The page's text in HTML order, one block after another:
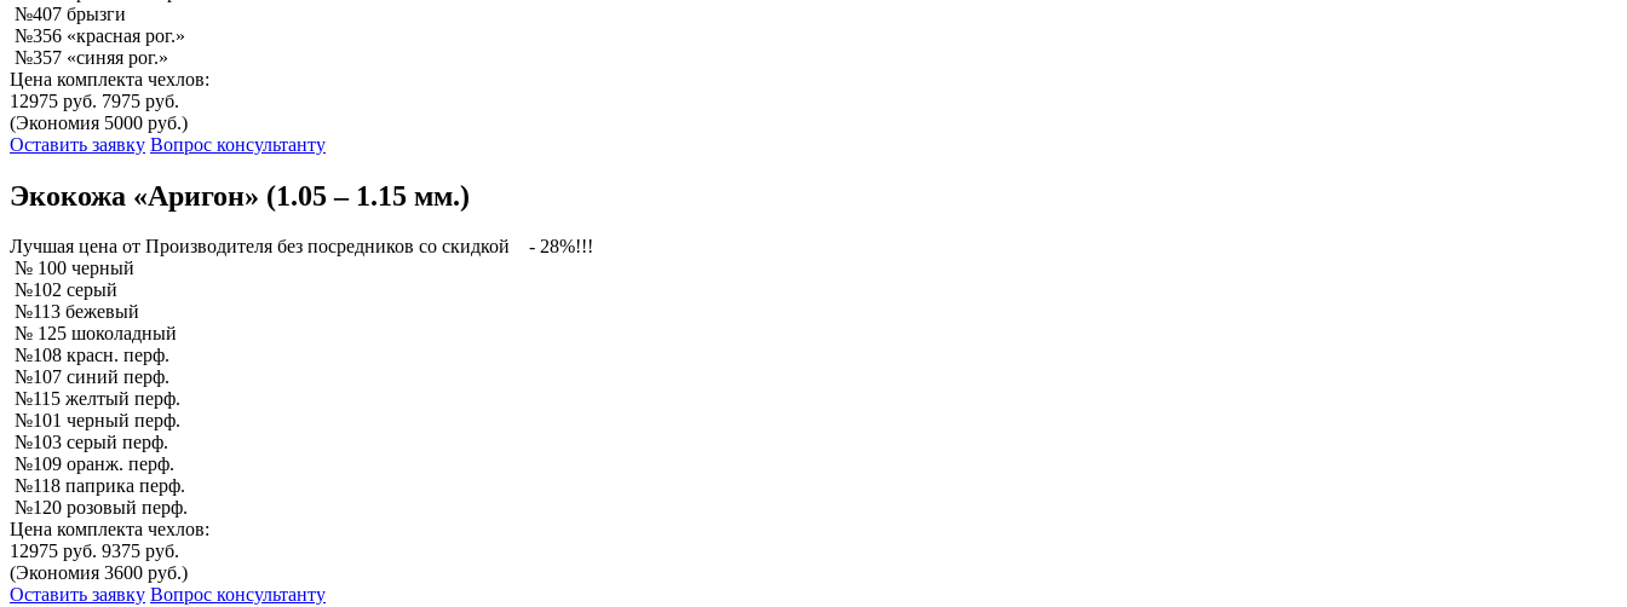
№407 брызги
№356 «красная рог.»
№357 «синяя рог.»
Цена комплекта чехлов:
12975 руб. 7975 руб.
(Экономия 5000 руб.)
Оставить заявку Вопрос консультанту
Экокожа «Аригон» (1.05 – 1.15 мм.)
Лучшая цена от Производителя без посредников со скидкой
- 28%!!!
№ 100 черный
№102 серый
№113 бежевый
№ 125 шоколадный
№108 красн. перф.
№107 синий перф.
№115 желтый перф.
№101 черный перф.
№103 серый перф.
№109 оранж. перф.
№118 паприка перф.
№120 розовый перф.
Цена комплекта чехлов:
12975 руб. 9375 руб.
(Экономия 3600 руб.)
Оставить заявку Вопрос консультанту